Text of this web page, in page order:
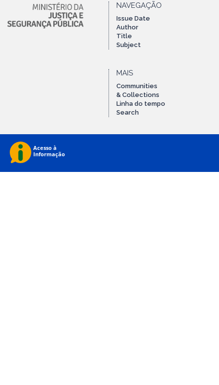
NAVEGAÇÃO
Issue Date
Author
Title
Subject
MAIS
Communities
& Collections
Linha do tempo
Search